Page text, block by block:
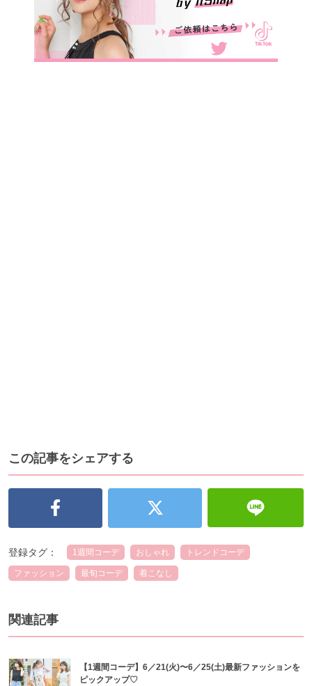
この記事をシェアする
登録タグ： 1週間コーデ おしゃれ トレンドコーデ
ファッション 最旬コーデ 着こなし
関連記事
【1週間コーデ】6／21(火)〜6／25(土)最新ファッションを
ピックアップ♡